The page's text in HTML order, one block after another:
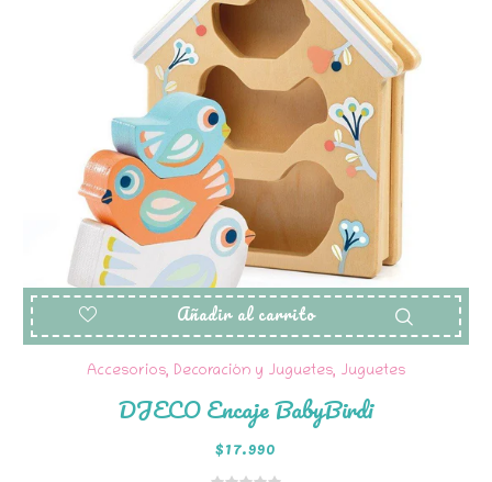
Añadir al carrito
Accesorios, Decoración y Juguetes, Juguetes
DJECO Encaje BabyBirdi
$17.990